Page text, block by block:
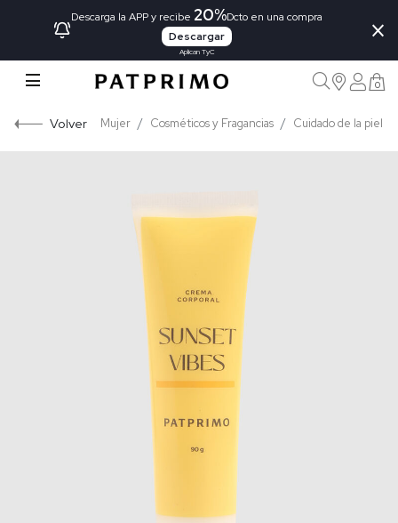
Descarga la APP y recibe 20%Dcto en una compra
Descargar
Aplican TyC
×
0
Volver Mujer Cosméticos y Fragancias Cuidado de la piel